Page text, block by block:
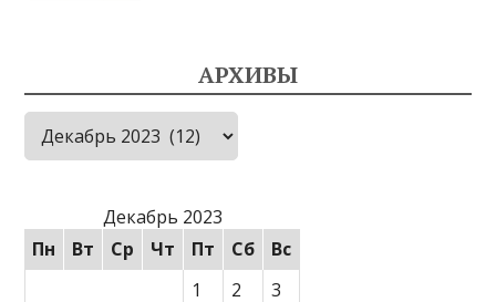
АРХИВЫ
Архивы
Декабрь 2023
Пн
Вт Ср Чт Пт Сб
Вс
1
2 3